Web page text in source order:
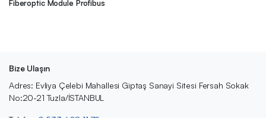
Fiberoptic Module Profibus
Bize Ulaşın
Adres: Evliya Çelebi Mahallesi Giptaş Sanayi Sitesi Fersah Sokak
No:20-21 Tuzla/İSTANBUL